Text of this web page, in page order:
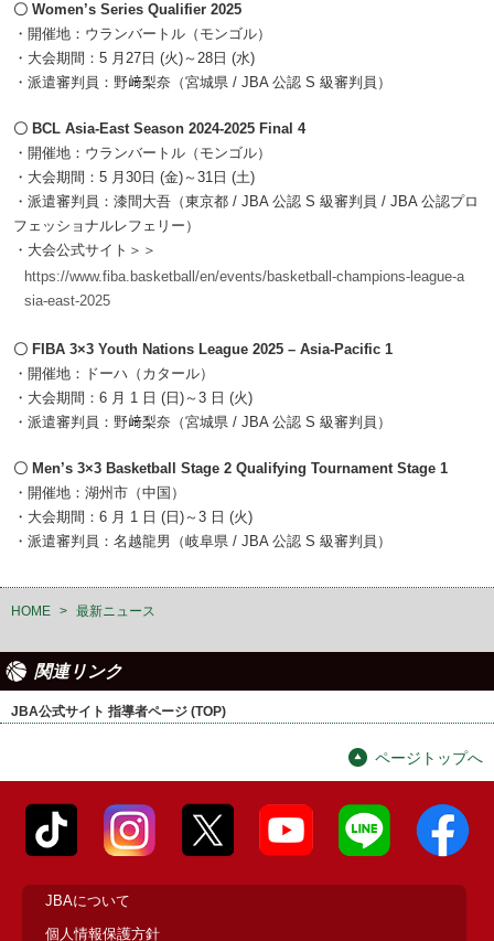
〇 Women’s Series Qualifier 2025
・開催地：ウランバートル（モンゴル）
・大会期間：5 月27日 (火)～28日 (水)
・派遣審判員：野﨑梨奈（宮城県 / JBA 公認 S 級審判員）
〇 BCL Asia-East Season 2024-2025 Final 4
・開催地：ウランバートル（モンゴル）
・大会期間：5 月30日 (金)～31日 (土)
・派遣審判員：漆間大吾（東京都 / JBA 公認 S 級審判員 / JBA 公認プロ
フェッショナルレフェリー）
・大会公式サイト＞＞
https://www.fiba.basketball/en/events/basketball-champions-league-a
sia-east-2025
〇 FIBA 3×3 Youth Nations League 2025 – Asia-Pacific 1
・開催地：ドーハ（カタール）
・大会期間：6 月 1 日 (日)～3 日 (火)
・派遣審判員：野﨑梨奈（宮城県 / JBA 公認 S 級審判員）
〇 Men’s 3×3 Basketball Stage 2 Qualifying Tournament Stage 1
・開催地：湖州市（中国）
・大会期間：6 月 1 日 (日)～3 日 (火)
・派遣審判員：名越龍男（岐阜県 / JBA 公認 S 級審判員）
HOME > 最新ニュース
関連リンク
JBA公式サイト 指導者ページ (TOP)
ページトップへ
JBAについて
個人情報保護方針